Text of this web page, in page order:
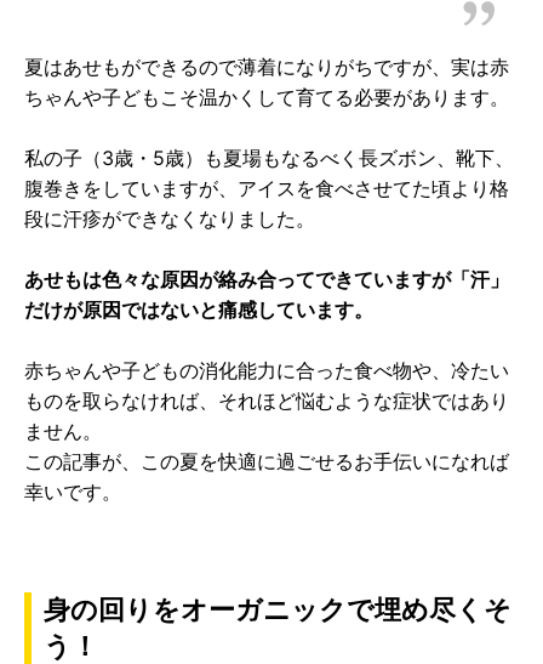
夏はあせもができるので薄着になりがちですが、実は赤
ちゃんや子どもこそ温かくして育てる必要があります。
私の子（3歳・5歳）も夏場もなるべく長ズボン、靴下、
腹巻きをしていますが、アイスを食べさせてた頃より格
段に汗疹ができなくなりました。
あせもは色々な原因が絡み合ってできていますが「汗」
だけが原因ではないと痛感しています。
赤ちゃんや子どもの消化能力に合った食べ物や、冷たい
ものを取らなければ、それほど悩むような症状ではあり
ません。
この記事が、この夏を快適に過ごせるお手伝いになれば
幸いです。
身の回りをオーガニックで埋め尽くそ
う！